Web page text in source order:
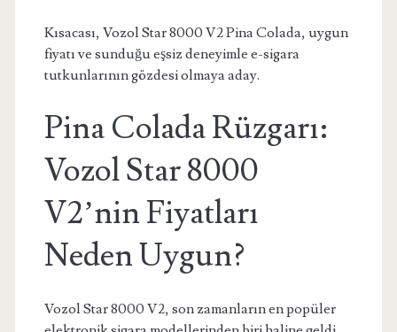
Kısacası, Vozol Star 8000 V2 Pina Colada, uygun
fiyatı ve sunduğu eşsiz deneyimle e-sigara
tutkunlarının gözdesi olmaya aday.
Pina Colada Rüzgarı:
Vozol Star 8000
V2’nin Fiyatları
Neden Uygun?
Vozol Star 8000 V2, son zamanların en popüler